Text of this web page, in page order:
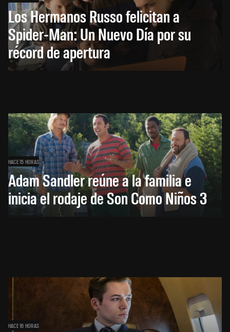
Los Hermanos Russo felicitan a
Spider-Man: Un Nuevo Día por su
récord de apertura
HACE 15 HORAS
Adam Sandler reúne a la familia e
inicia el rodaje de Son Como Niños 3
HACE 16 HORAS